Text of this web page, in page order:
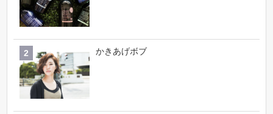
かきあげボブ